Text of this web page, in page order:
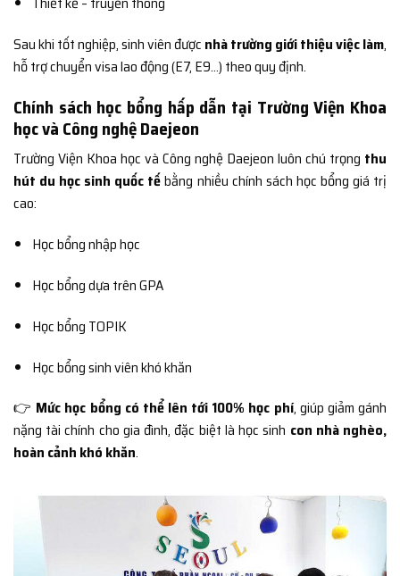
Sau khi tốt nghiệp, sinh viên được nhà trường giới thiệu việc làm,
hỗ trợ chuyển visa lao động (E7, E9…) theo quy định.
Chính sách học bổng hấp dẫn tại Trường Viện Khoa
học và Công nghệ Daejeon
Trường Viện Khoa học và Công nghệ Daejeon luôn chú trọng thu
hút du học sinh quốc tếbằng nhiều chính sách học bổng giá trị
cao:
Học bổng nhập học
Học bổng dựa trên GPA
Học bổng TOPIK
Học bổng sinh viên khó khăn
👉 Mức học bổng có thể lên tới 100% học phí, giúp giảm gánh
nặng tài chính cho gia đình, đặc biệt là học sinh con nhà nghèo,
hoàn cảnh khó khăn.